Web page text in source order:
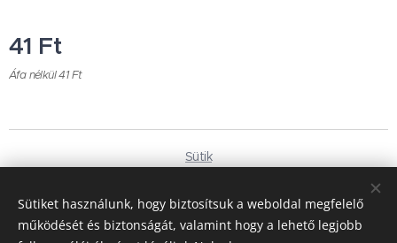
41 Ft
Áfa nélkül 41 Ft
Sütik
Magyar
Deutsch
Sütiket használunk, hogy biztosítsuk a weboldal megfelelő
működését és biztonságát, valamint hogy a lehető legjobb